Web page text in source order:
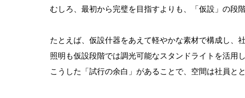
むしろ、最初から完璧を目指すよりも、「仮設」の段
たとえば、仮設什器をあえて軽やかな素材で構成し、
照明も仮設段階では調光可能なスタンドライトを活用
こうした「試行の余白」があることで、空間は社員と